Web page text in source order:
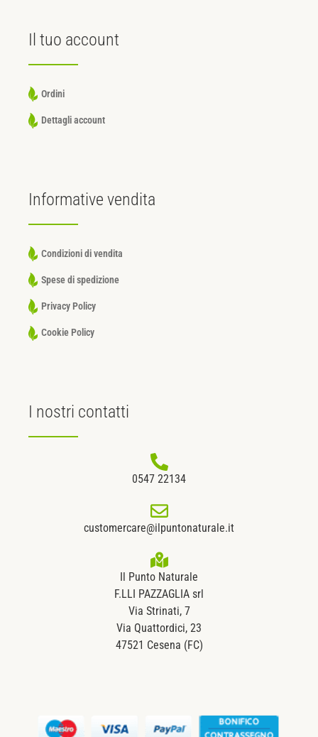
Il tuo account
Ordini
Dettagli account
Informative vendita
Condizioni di vendita
Spese di spedizione
Privacy Policy
Cookie Policy
I nostri contatti
0547 22134
customercare@ilpuntonaturale.it
Il Punto Naturale
F.LLI PAZZAGLIA srl
Via Strinati, 7
Via Quattordici, 23
47521 Cesena (FC)